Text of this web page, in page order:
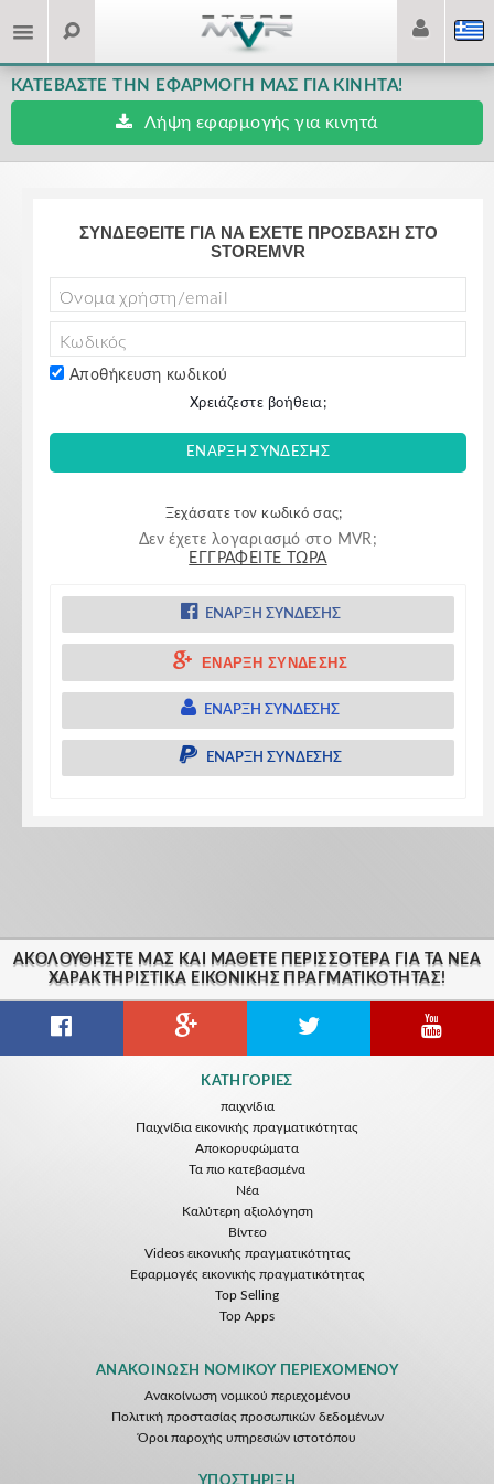
ΚΑΤΕΒΆΣΤΕ ΤΗΝ ΕΦΑΡΜΟΓΉ ΜΑΣ ΓΙΑ ΚΙΝΗΤΆ!
Λήψη εφαρμογής για κινητά
ΣΥΝΔΕΘΕΊΤΕ ΓΙΑ ΝΑ ΈΧΕΤΕ ΠΡΌΣΒΑΣΗ ΣΤΟ
STOREMVR
Αποθήκευση κωδικού
Χρειάζεστε βοήθεια;
Ξεχάσατε τον κωδικό σας;
Δεν έχετε λογαριασμό στο MVR;
ΕΓΓΡΑΦΕΊΤΕ ΤΏΡΑ
ΈΝΑΡΞΗ ΣΎΝΔΕΣΗΣ
ΈΝΑΡΞΗ ΣΎΝΔΕΣΗΣ
ΈΝΑΡΞΗ ΣΎΝΔΕΣΗΣ
ΈΝΑΡΞΗ ΣΎΝΔΕΣΗΣ
ΑΚΟΛΟΥΘΉΣΤΕ ΜΑΣ ΚΑΙ ΜΆΘΕΤΕ ΠΕΡΙΣΣΌΤΕΡΑ ΓΙΑ ΤΑ ΝΈΑ
ΧΑΡΑΚΤΗΡΙΣΤΙΚΆ ΕΙΚΟΝΙΚΗΣ ΠΡΑΓΜΑΤΙΚΟΤΗΤΑΣ!
ΚΑΤΗΓΟΡΊΕΣ
παιχνίδια
Παιχνίδια εικονικής πραγματικότητας
Αποκορυφώματα
Τα πιο κατεβασμένα
Νέα
Kαλύτερη αξιολόγηση
Βίντεο
Videos εικονικής πραγματικότητας
Εφαρμογές εικονικής πραγματικότητας
Top Selling
Top Apps
ΑΝΑΚΟΊΝΩΣΗ ΝΟΜΙΚΟΎ ΠΕΡΙΕΧΟΜΈΝΟΥ
Ανακοίνωση νομικού περιεχομένου
Πολιτική προστασίας προσωπικών δεδομένων
Όροι παροχής υπηρεσιών ιστοτόπου